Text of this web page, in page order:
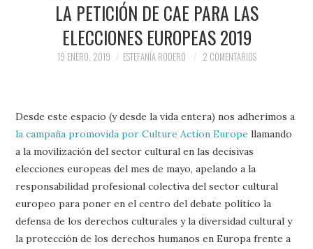
LA PETICIÓN DE CAE PARA LAS
ELECCIONES EUROPEAS 2019
19 ENERO, 2019 ESTEFANÍA RODERO 2 COMENTARIOS
Desde este espacio (y desde la vida entera) nos adherimos a
la campaña promovida por Culture Action Europe llamando
a la movilización del sector cultural en las decisivas
elecciones europeas del mes de mayo, apelando a la
responsabilidad profesional colectiva del sector cultural
europeo para poner en el centro del debate político la
defensa de los derechos culturales y la diversidad cultural y
la protección de los derechos humanos en Europa frente a